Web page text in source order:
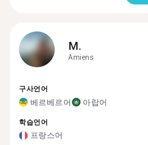
M.
Amiens
구사언어
베르베르어 아랍어
학습언어
프랑스어